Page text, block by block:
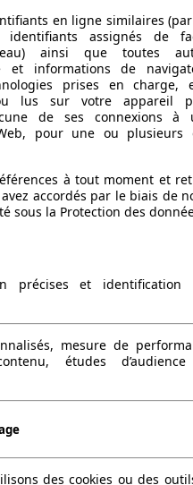
en ligne similaires
identifiants assignés de
ainsi que toutes
et informations de
prises en charge,
lus sur votre appareil
de ses connexions à
pour une ou plusieurs
à tout moment et
accordés par le biais de
sous la Protection des
précises et identification
mesure de
études
des cookies ou des